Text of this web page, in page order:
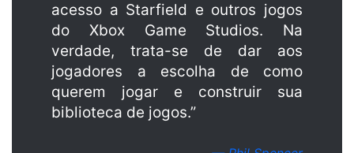
acesso a Starfield e outros jogos
do Xbox Game Studios. Na
verdade, trata-se de dar aos
jogadores a escolha de como
querem jogar e construir sua
biblioteca de jogos.”